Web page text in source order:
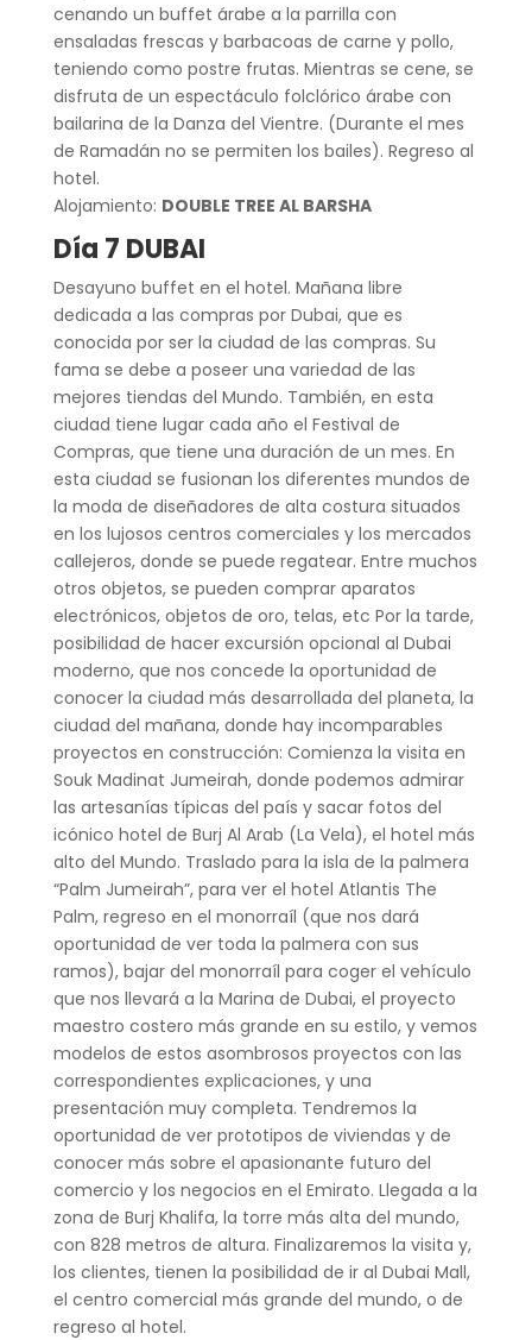
cenando un buffet árabe a la parrilla con
ensaladas frescas y barbacoas de carne y pollo,
teniendo como postre frutas. Mientras se cene, se
disfruta de un espectáculo folclórico árabe con
bailarina de la Danza del Vientre. (Durante el mes
de Ramadán no se permiten los bailes). Regreso al
hotel.
Alojamiento: DOUBLE TREE AL BARSHA
Día 7 DUBAI
Desayuno buffet en el hotel. Mañana libre
dedicada a las compras por Dubai, que es
conocida por ser la ciudad de las compras. Su
fama se debe a poseer una variedad de las
mejores tiendas del Mundo. También, en esta
ciudad tiene lugar cada año el Festival de
Compras, que tiene una duración de un mes. En
esta ciudad se fusionan los diferentes mundos de
la moda de diseñadores de alta costura situados
en los lujosos centros comerciales y los mercados
callejeros, donde se puede regatear. Entre muchos
otros objetos, se pueden comprar aparatos
electrónicos, objetos de oro, telas, etc Por la tarde,
posibilidad de hacer excursión opcional al Dubai
moderno, que nos concede la oportunidad de
conocer la ciudad más desarrollada del planeta, la
ciudad del mañana, donde hay incomparables
proyectos en construcción: Comienza la visita en
Souk Madinat Jumeirah, donde podemos admirar
las artesanías típicas del país y sacar fotos del
icónico hotel de Burj Al Arab (La Vela), el hotel más
alto del Mundo. Traslado para la isla de la palmera
“Palm Jumeirah”, para ver el hotel Atlantis The
Palm, regreso en el monorraíl (que nos dará
oportunidad de ver toda la palmera con sus
ramos), bajar del monorraíl para coger el vehículo
que nos llevará a la Marina de Dubai, el proyecto
maestro costero más grande en su estilo, y vemos
modelos de estos asombrosos proyectos con las
correspondientes explicaciones, y una
presentación muy completa. Tendremos la
oportunidad de ver prototipos de viviendas y de
conocer más sobre el apasionante futuro del
comercio y los negocios en el Emirato. Llegada a la
zona de Burj Khalifa, la torre más alta del mundo,
con 828 metros de altura. Finalizaremos la visita y,
los clientes, tienen la posibilidad de ir al Dubai Mall,
el centro comercial más grande del mundo, o de
regreso al hotel.